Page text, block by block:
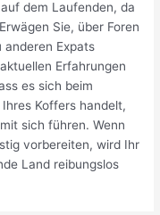
dem Laufenden, da
Sie, über Foren
anderen Expats
Erfahrungen
es sich beim
Koffers handelt,
sich führen. Wenn
vorbereiten, wird Ihr
Land reibungslos